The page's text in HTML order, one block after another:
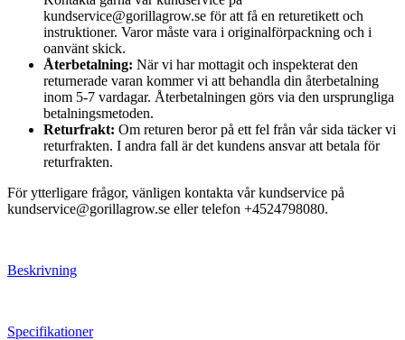
kundservice@gorillagrow.se för att få en returetikett och
instruktioner. Varor måste vara i originalförpackning och i
oanvänt skick.
Återbetalning: När vi har mottagit och inspekterat den
returnerade varan kommer vi att behandla din återbetalning
inom 5-7 vardagar. Återbetalningen görs via den ursprungliga
betalningsmetoden.
Returfrakt: Om returen beror på ett fel från vår sida täcker vi
returfrakten. I andra fall är det kundens ansvar att betala för
returfrakten.
För ytterligare frågor, vänligen kontakta vår kundservice på
kundservice@gorillagrow.se eller telefon +4524798080.
Beskrivning
Specifikationer